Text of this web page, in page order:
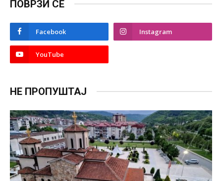
ПОВРЗИ СЕ
Facebook Instagram
YouTube
НЕ ПРОПУШТАЈ